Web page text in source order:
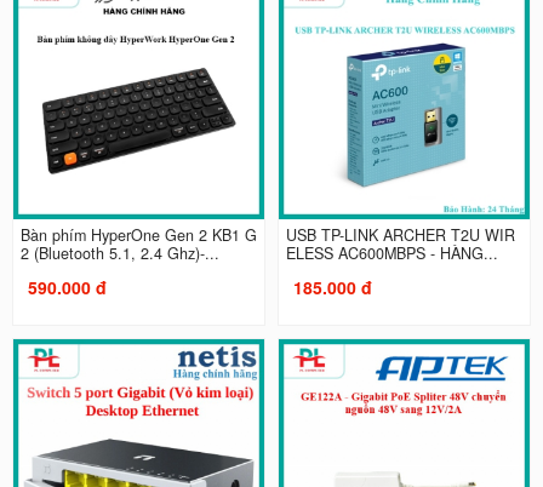
Bàn phím HyperOne Gen 2 KB1 G
2 (Bluetooth 5.1, 2.4 Ghz)-...
590.000 đ
USB TP-LINK ARCHER T2U WIR
ELESS AC600MBPS - HÀNG...
185.000 đ